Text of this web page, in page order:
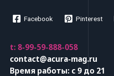
Facebook Pinterest
t: 8-99-59-888-058
contact@acura-mag.ru
Время работы: с 9 до 21